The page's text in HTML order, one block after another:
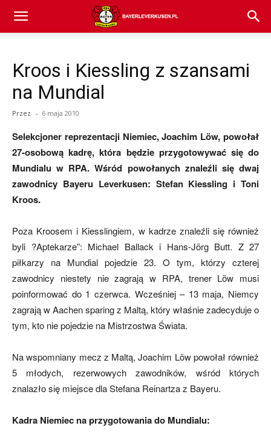
Bayer
(transfery,
mecze,
skład)
Kroos i Kiessling z szansami
na Mundial
Przez - 6 maja 2010
Selekcjoner reprezentacji Niemiec, Joachim Löw, powołał
27-osobową kadrę, która będzie przygotowywać się do
Mundialu w RPA. Wśród powołanych znaleźli się dwaj
zawodnicy Bayeru Leverkusen: Stefan Kiessling i Toni
Kroos.
Poza Kroosem i Kiesslingiem, w kadrze znaleźli się również
byli ?Aptekarze”: Michael Ballack i Hans-Jörg Butt. Z 27
piłkarzy na Mundial pojedzie 23. O tym, którzy czterej
zawodnicy niestety nie zagrają w RPA, trener Löw musi
poinformować do 1 czerwca. Wcześniej – 13 maja, Niemcy
zagrają w Aachen sparing z Maltą, który właśnie zadecyduje o
tym, kto nie pojedzie na Mistrzostwa Świata.
Na wspomniany mecz z Maltą, Joachim Löw powołał również
5 młodych, rezerwowych zawodników, wśród których
znalazło się miejsce dla Stefana Reinartza z Bayeru.
Kadra Niemiec na przygotowania do Mundialu: